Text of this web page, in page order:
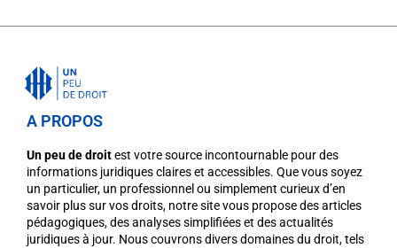
A PROPOS
Un peu de droitest votre source incontournable pour des
informations juridiques claires et accessibles. Que vous soyez
un particulier, un professionnel ou simplement curieux d’en
savoir plus sur vos droits, notre site vous propose des articles
pédagogiques, des analyses simplifiées et des actualités
juridiques à jour. Nous couvrons divers domaines du droit, tels